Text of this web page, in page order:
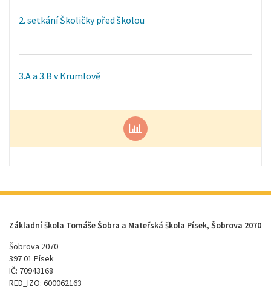
2. setkání Školičky před školou
3.A a 3.B v Krumlově
Základní škola Tomáše Šobra a Mateřská škola Písek, Šobrova 2070
Šobrova 2070
397 01 Písek
IČ: 70943168
RED_IZO: 600062163